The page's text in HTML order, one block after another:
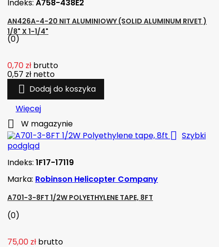
Indeks: A758-438E2
AN426A-4-20 NIT ALUMINIOWY (SOLID ALUMINUM RIVET )
1/8" X 1-1/4"
(0)
0,70 zł brutto
0,57 zł netto
 Dodaj do koszyka
Więcej
 W magazynie
 Szybki
podgląd
Indeks: 1F17-17119
Marka: Robinson Helicopter Company
A701-3-8FT 1/2W POLYETHYLENE TAPE, 8FT
(0)
75,00 zł brutto